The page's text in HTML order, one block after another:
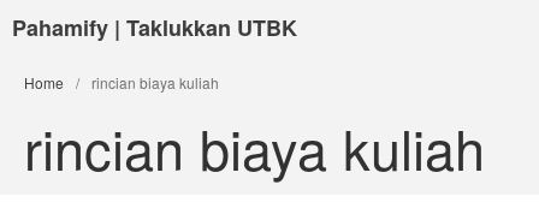
Pahamify | Taklukkan UTBK
Home / rincian biaya kuliah
rincian biaya kuliah